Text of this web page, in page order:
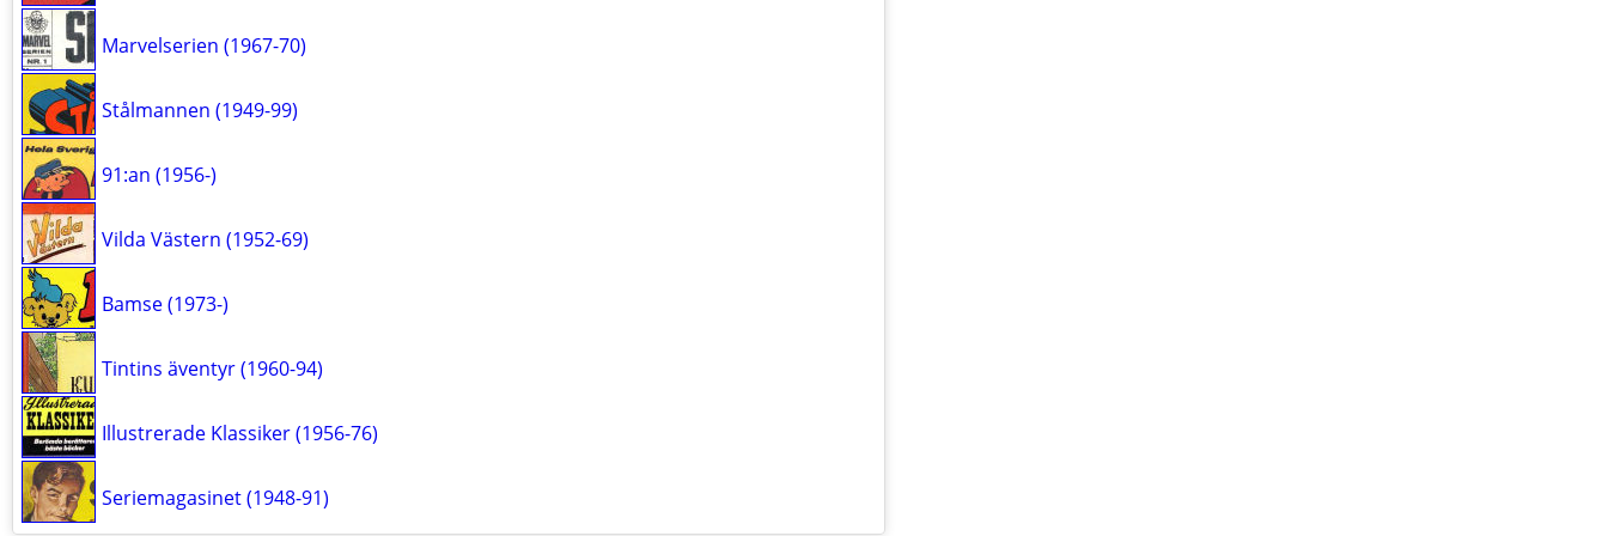
Marvelserien (1967-70)
Stålmannen (1949-99)
91:an (1956-)
Vilda Västern (1952-69)
Bamse (1973-)
Tintins äventyr (1960-94)
Illustrerade Klassiker (1956-76)
Seriemagasinet (1948-91)